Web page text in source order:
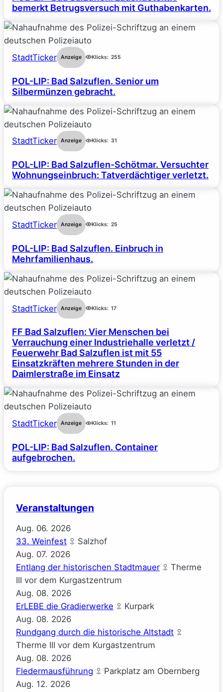
bemerkt Betrugsversuch mit Guthabenkarten.
StadtTicker Anzeige Klicks: 255
POL-LIP: Bad Salzuflen. Senior um
Silbermünzen gebracht.
StadtTicker Anzeige Klicks: 31
POL-LIP: Bad Salzuflen-Schötmar. Versuchter
Wohnungseinbruch: Tatverdächtiger verletzt.
StadtTicker Anzeige Klicks: 25
POL-LIP: Bad Salzuflen. Einbruch in
Mehrfamilienhaus.
StadtTicker Anzeige Klicks: 17
FF Bad Salzuflen: Vier Menschen bei
Verrauchung einer Industriehalle verletzt /
Feuerwehr Bad Salzuflen ist mit 55
Einsatzkräften mehrere Stunden in der
Daimlerstraße im Einsatz
StadtTicker Anzeige Klicks: 11
POL-LIP: Bad Salzuflen. Container
aufgebrochen.
Veranstaltungen
Aug. 06. 2026
33. Weinfest
Salzhof
Aug. 07. 2026
Entlang der historischen Stadtmauer
Therme
III vor dem Kurgastzentrum
Aug. 08. 2026
ErLEBE die Gradierwerke
Kurpark
Aug. 08. 2026
Rundgang durch die historische Altstadt
Therme III vor dem Kurgastzentrum
Aug. 08. 2026
Fledermausführung
Parkplatz am Obernberg
Aug. 12. 2026